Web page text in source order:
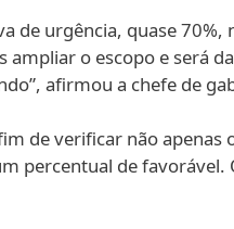
de urgência, quase
o escopo e será
afirmou a chefe de
de verificar não apenas
percentual de favorável.